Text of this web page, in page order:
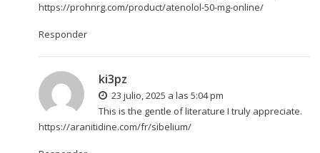
https://prohnrg.com/product/atenolol-50-mg-online/
Responder
ki3pz
23 julio, 2025 a las 5:04 pm
This is the gentle of literature I truly appreciate.
https://aranitidine.com/fr/sibelium/